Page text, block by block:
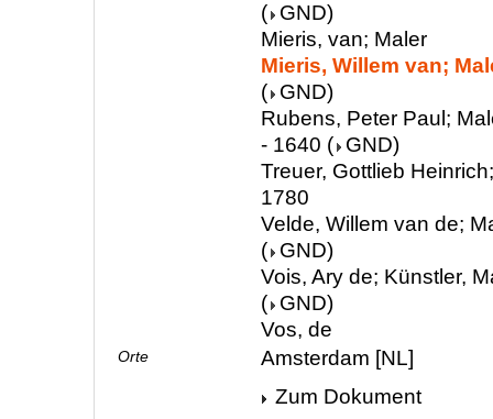
( GND)
Mieris, van; Maler
Mieris, Willem van;
( GND)
Rubens, Peter Paul;
- 1640 ( GND)
Treuer, Gottlieb
1780
Velde, Willem van de;
( GND)
Vois, Ary de; Künstler,
( GND)
Vos, de
Orte
Amsterdam [NL]
Zum Dokument